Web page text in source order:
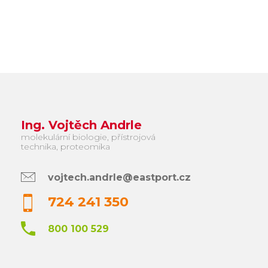
Ing. Vojtěch Andrle
molekulární biologie, přístrojová
technika, proteomika
vojtech.andrle@eastport.cz
724 241 350
800 100 529